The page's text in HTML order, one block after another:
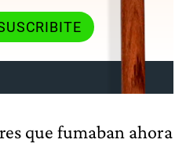
que fumaban ahora